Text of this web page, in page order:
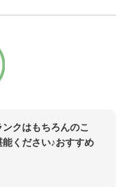
クはもちろんのこ
ください♪おすすめ